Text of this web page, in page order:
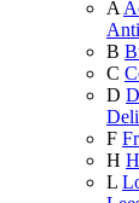
A
B
C
D
F
H
L